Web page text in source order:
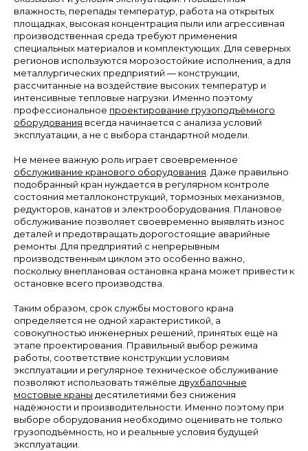
влажность, перепады температур, работа на открытых
площадках, высокая концентрация пыли или агрессивная
производственная среда требуют применения
специальных материалов и комплектующих. Для северных
регионов используются морозостойкие исполнения, а для
металлургических предприятий — конструкции,
рассчитанные на воздействие высоких температур и
интенсивные тепловые нагрузки. Именно поэтому
профессиональное проектирование грузоподъёмного
оборудования всегда начинается с анализа условий
эксплуатации, а не с выбора стандартной модели.
Не менее важную роль играет своевременное
обслуживание кранового оборудования. Даже правильно
подобранный кран нуждается в регулярном контроле
состояния металлоконструкций, тормозных механизмов,
редукторов, канатов и электрооборудования. Плановое
обслуживание позволяет своевременно выявлять износ
деталей и предотвращать дорогостоящие аварийные
ремонты. Для предприятий с непрерывным
производственным циклом это особенно важно,
поскольку внеплановая остановка крана может привести к
остановке всего производства.
Таким образом, срок службы мостового крана
определяется не одной характеристикой, а
совокупностью инженерных решений, принятых ещё на
этапе проектирования. Правильный выбор режима
работы, соответствие конструкции условиям
эксплуатации и регулярное техническое обслуживание
позволяют использовать тяжёлые двухбалочные
мостовые краны десятилетиями без снижения
надёжности и производительности. Именно поэтому при
выборе оборудования необходимо оценивать не только
грузоподъёмность, но и реальные условия будущей
эксплуатации.